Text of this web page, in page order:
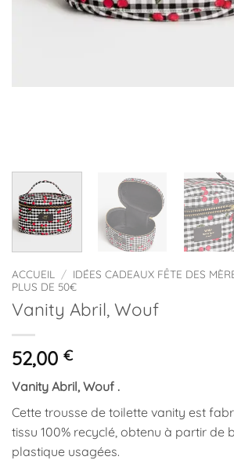
ACCUEIL / IDÉES CADEAUX FÊTE DES
PLUS DE 50€
Vanity Abril, Wouf
52,00 €
Vanity Abril, Wouf .
Cette trousse de toilette vanity est
tissu 100% recyclé, obtenu à partir de
plastique usagées.